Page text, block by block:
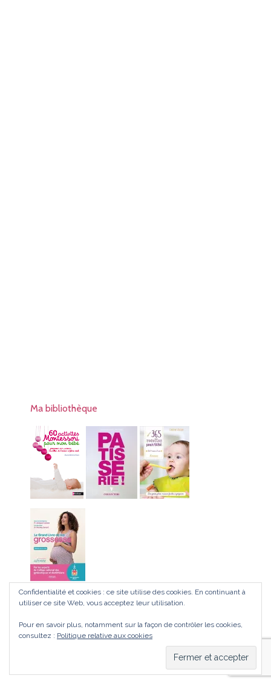
Ma bibliothèque
Retrouvez-moi sur :
pagepage
Confidentialité et cookies : ce site utilise des cookies. En continuant à
utiliser ce site Web, vous acceptez leur utilisation.
Pour en savoir plus, notamment sur la façon de contrôler les cookies,
consultez : Politique relative aux cookies